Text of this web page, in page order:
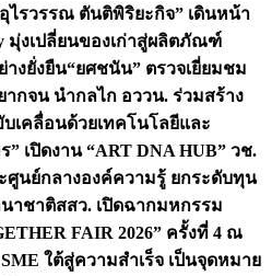
ไรวรรณ ตันติพิริยะกิจ” เดินหน้า
มุ่งเปลี่ยนของเก่าสู่ผลิตภัณฑ์
างยั่งยืน“ยศชนัน” ตรวจเยี่ยมชม
กจน นำกลไก อววน. ร่วมสร้าง
เคลื่อนด้วยเทคโนโลยีและ
” เปิดงาน “ART DNA HUB” วช.
นย์กลางองค์ความรู้ ยกระดับทุน
าชาติสสว. เปิดฉากมหกรรม
FAIR 2026” ครั้งที่ 4 ณ
ใต้สู่ความสำเร็จ เป็นจุดหมาย